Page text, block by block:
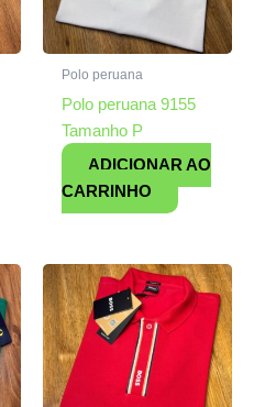
Polo peruana
Polo peruana 9155
Tamanho P
ADICIONAR AO
CARRINHO